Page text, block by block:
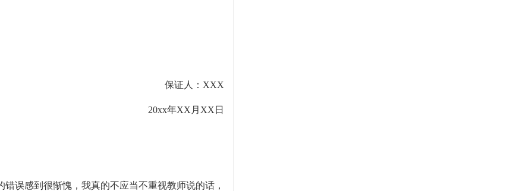
保证人：XXX
20xx年XX月XX日
误感到很惭愧，我真的不应当不重视教师说的话，